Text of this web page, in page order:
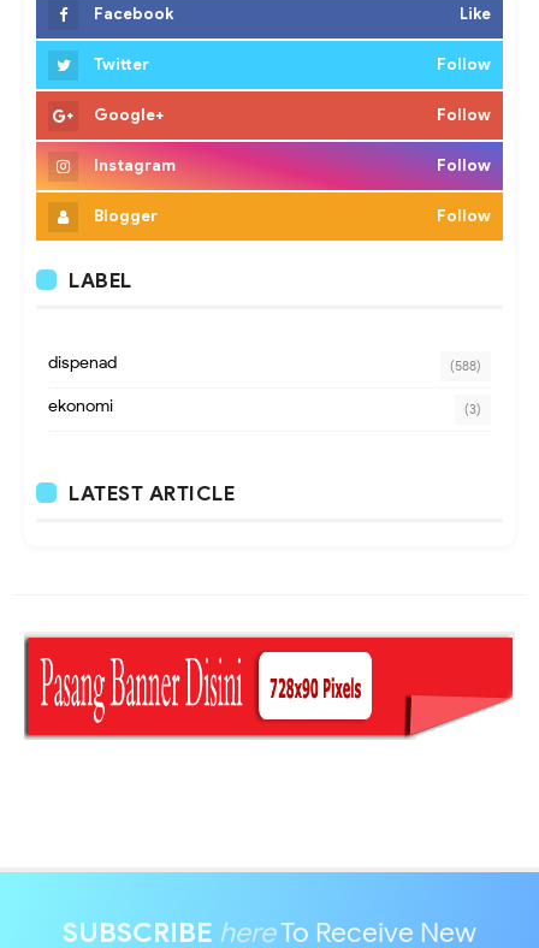
Facebook Like
Twitter Follow
Google+ Follow
Instagram Follow
Blogger Follow
LABEL
dispenad (588)
ekonomi (3)
LATEST ARTICLE
SUBSCRIBE hereTo Receive New